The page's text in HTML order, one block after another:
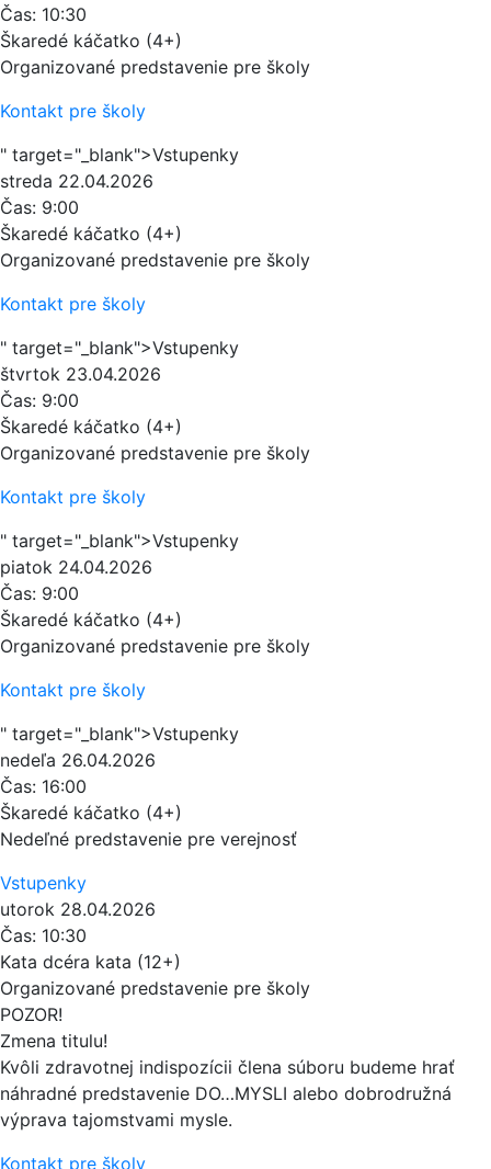
Čas: 10:30
Škaredé káčatko (4+)
Organizované predstavenie pre školy
Kontakt pre školy
" target="_blank">Vstupenky
streda 22.04.2026
Čas: 9:00
Škaredé káčatko (4+)
Organizované predstavenie pre školy
Kontakt pre školy
" target="_blank">Vstupenky
štvrtok 23.04.2026
Čas: 9:00
Škaredé káčatko (4+)
Organizované predstavenie pre školy
Kontakt pre školy
" target="_blank">Vstupenky
piatok 24.04.2026
Čas: 9:00
Škaredé káčatko (4+)
Organizované predstavenie pre školy
Kontakt pre školy
" target="_blank">Vstupenky
nedeľa 26.04.2026
Čas: 16:00
Škaredé káčatko (4+)
Nedeľné predstavenie pre verejnosť
Vstupenky
utorok 28.04.2026
Čas: 10:30
Kata dcéra kata (12+)
Organizované predstavenie pre školy
POZOR!
Zmena titulu!
Kvôli zdravotnej indispozícii člena súboru budeme hrať
náhradné predstavenie DO…MYSLI alebo dobrodružná
výprava tajomstvami mysle.
Kontakt pre školy